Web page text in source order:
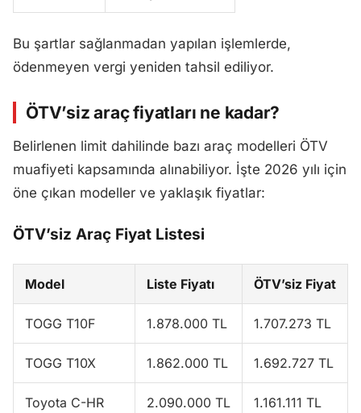
Bu şartlar sağlanmadan yapılan işlemlerde,
ödenmeyen vergi yeniden tahsil ediliyor.
ÖTV’siz araç fiyatları ne kadar?
Belirlenen limit dahilinde bazı araç modelleri ÖTV
muafiyeti kapsamında alınabiliyor. İşte 2026 yılı için
öne çıkan modeller ve yaklaşık fiyatlar:
ÖTV’siz Araç Fiyat Listesi
Model Liste Fiyatı ÖTV’siz Fiyat
TOGG T10F 1.878.000 TL 1.707.273 TL
TOGG T10X 1.862.000 TL 1.692.727 TL
Toyota C-HR 2.090.000 TL 1.161.111 TL